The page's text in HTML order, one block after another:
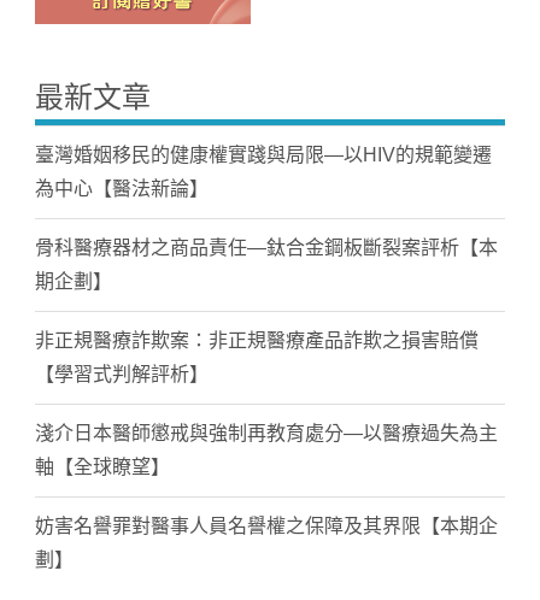
最新文章
臺灣婚姻移民的健康權實踐與局限—以HIV的規範變遷
為中心【醫法新論】
骨科醫療器材之商品責任—鈦合金鋼板斷裂案評析【本
期企劃】
非正規醫療詐欺案：非正規醫療產品詐欺之損害賠償
【學習式判解評析】
淺介日本醫師懲戒與強制再教育處分—以醫療過失為主
軸【全球瞭望】
妨害名譽罪對醫事人員名譽權之保障及其界限【本期企
劃】